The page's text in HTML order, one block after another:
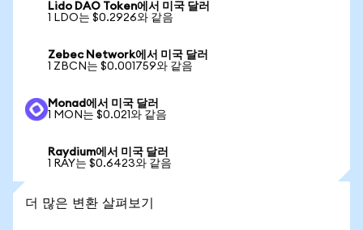
Lido DAO Token에서 미국 달러
1 LDO는 $0.2926와 같음
Zebec Network에서 미국 달러
1 ZBCN는 $0.001759와 같음
Monad에서 미국 달러
1 MON는 $0.021와 같음
Raydium에서 미국 달러
1 RAY는 $0.6423와 같음
더 많은 변환 살펴보기